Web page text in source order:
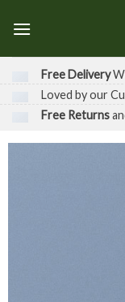
Free Delivery
Loved by our
Free Returns